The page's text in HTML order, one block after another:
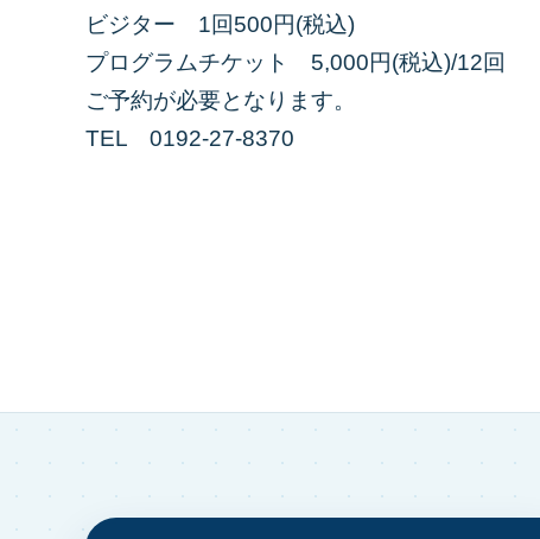
ビジター 1回500円(税込)
プログラムチケット 5,000円(税込)/12回
ご予約が必要となります。
TEL 0192-27-8370